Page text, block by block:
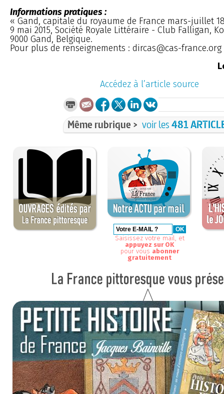
Informations pratiques :
« Gand, capitale du royaume de France mars-juillet
9 mai 2015, Société Royale Littéraire - Club Falligan,
9000 Gand, Belgique.
Pour plus de renseignements : dircas@cas-france.org
Accédez à l’article source
Même rubrique > voir les481
Saisissez votre mail, et
appuyez sur OK
pour vous abonner
gratuitement